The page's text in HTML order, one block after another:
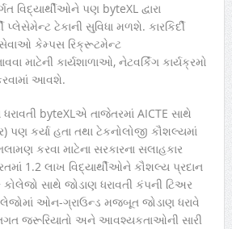
વિદ્યાર્થીઓને પણ byteXL દ્વારા
પ્લેસેમેન્ટ ટેકાની સુવિધા મળશે. કારકિર્દી
કેમ્પસ રિક્રૂટમેન્ટ
માટેની કાર્યશાળાઓ, નેટવર્કિંગ કાર્યક્રમો
આવશે.
byteXLએ તાજેતરમાં AICTE સાથે
કર્યા હતા તથા ટેકનોલોજી કૌશલ્યમાં
કરવા માટેના સરકારના સલાહકાર
1.2 લાખ વિદ્યાર્થીઓને કૌશલ્ય પ્રદાન
કોલેજો સાથે જોડાણ ધરાવતી કંપની ટિઅર
ઓન-ગ્રાઉન્ડ મજબૂત જોડાણ ધરાવે
જરૂરિયાતો અને આવશ્યકતાઓની સારી